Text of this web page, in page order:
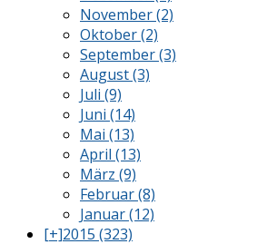
November (2)
Oktober (2)
September (3)
August (3)
Juli (9)
Juni (14)
Mai (13)
April (13)
März (9)
Februar (8)
Januar (12)
[+]2015 (323)